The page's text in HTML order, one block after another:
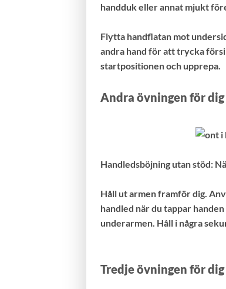
handduk eller annat mjukt
Flytta handflatan mot
andra hand för att trycka
startpositionen och upprepa.
Andra övningen för
Handledsböjning utan stöd:
Håll ut armen framför dig.
handled när du tappar
underarmen. Håll i några
Tredje övningen för